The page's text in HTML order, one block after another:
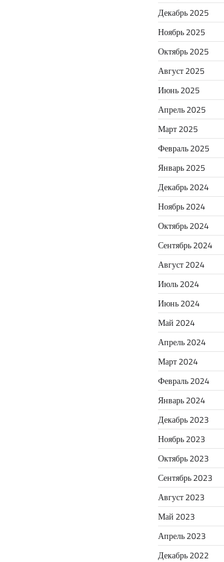
Декабрь 2025
Ноябрь 2025
Октябрь 2025
Август 2025
Июнь 2025
Апрель 2025
Март 2025
Февраль 2025
Январь 2025
Декабрь 2024
Ноябрь 2024
Октябрь 2024
Сентябрь 2024
Август 2024
Июль 2024
Июнь 2024
Май 2024
Апрель 2024
Март 2024
Февраль 2024
Январь 2024
Декабрь 2023
Ноябрь 2023
Октябрь 2023
Сентябрь 2023
Август 2023
Май 2023
Апрель 2023
Декабрь 2022